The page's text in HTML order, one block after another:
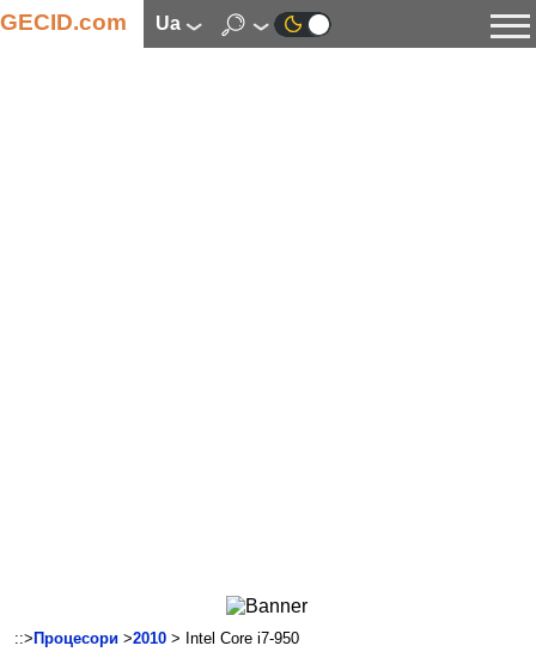
GECID.com ua
Смартфони
Комунікації
::> Процесори >2010 > Intel Core i7-950